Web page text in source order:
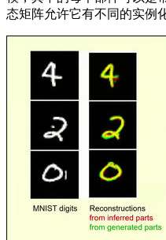
态矩阵允许它有不同的实例